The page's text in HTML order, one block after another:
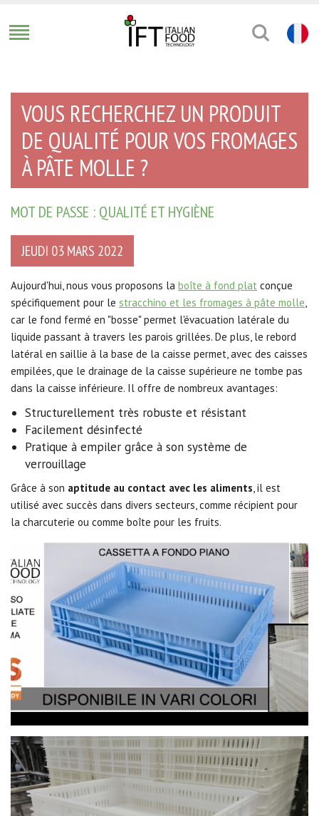
VOUS RECHERCHEZ UN PRODUIT
DE QUALITÉ POUR VOS FROMAGES
À PÂTE MOLLE ?
MOT DE PASSE : QUALITÉ ET HYGIÈNE
JEUDI 03 MARS 2022
Aujourd'hui, nous vous proposons la boîte à fond plat conçue
spécifiquement pour le stracchino et les fromages à pâte molle,
car le fond fermé en "bosse" permet l'évacuation latérale du
liquide passant à travers les parois grillées. De plus, le rebord
latéral en saillie à la base de la caisse permet, avec des caisses
empilées, que le drainage de la caisse supérieure ne tombe pas
dans la caisse inférieure. Il offre de nombreux avantages:
Structurellement très robuste et résistant
Facilement désinfecté
Pratique à empiler grâce à son système de
verrouillage
Grâce à son aptitude au contact avec les aliments, il est
utilisé avec succès dans divers secteurs, comme récipient pour
la charcuterie ou comme boîte pour les fruits.